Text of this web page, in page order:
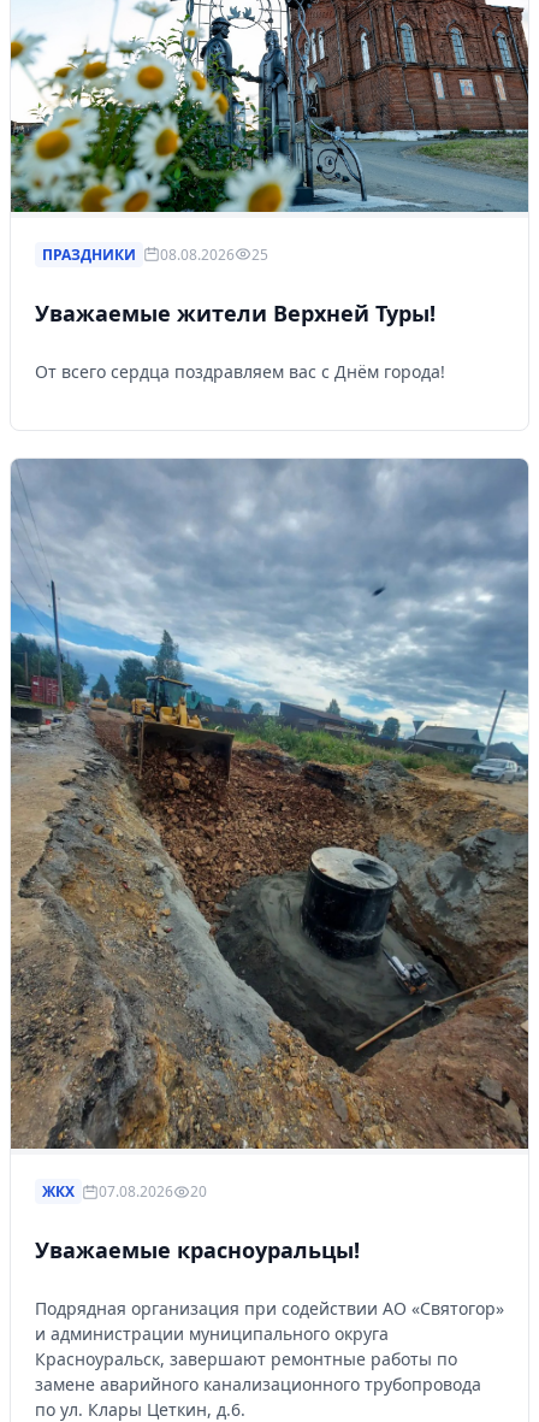
ПРАЗДНИКИ 08.08.2026 25
Уважаемые жители Верхней Туры!
От всего сердца поздравляем вас с Днём города!
ЖКХ 07.08.2026 20
Уважаемые красноуральцы!
Подрядная организация при содействии АО «Святогор»
и администрации муниципального округа
Красноуральск, завершают ремонтные работы по
замене аварийного канализационного трубопровода
по ул. Клары Цеткин, д.6.